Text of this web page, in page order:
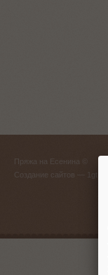
Пряжа на Есенина ©
Создание сайтов